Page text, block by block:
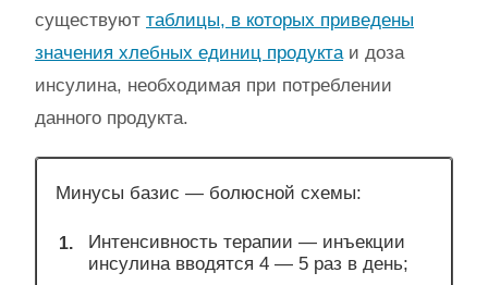
существуют таблицы, в которых приведены
значения хлебных единиц продуктаи доза
инсулина, необходимая при потреблении
данного продукта.
Минусы базис — болюсной схемы:
Интенсивность терапии — инъекции
инсулина вводятся 4 — 5 раз в день;